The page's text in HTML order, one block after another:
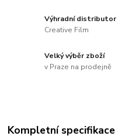
Výhradní distributor
Creative Film
Velký výběr zboží
v Praze na prodejně
Kompletní specifikace